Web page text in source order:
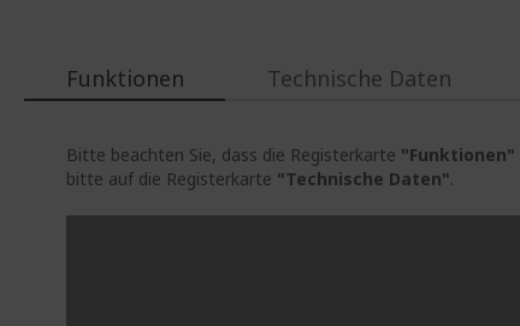
Funktionen
Bitte beachten Sie, dass die Registerkarte "Funktionen"
bitte auf die Registerkarte "Technische Daten".
Technische Daten